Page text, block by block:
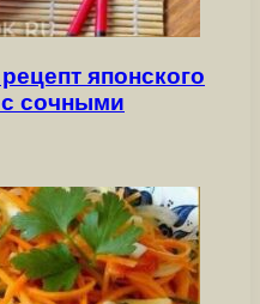
японского
с сочными